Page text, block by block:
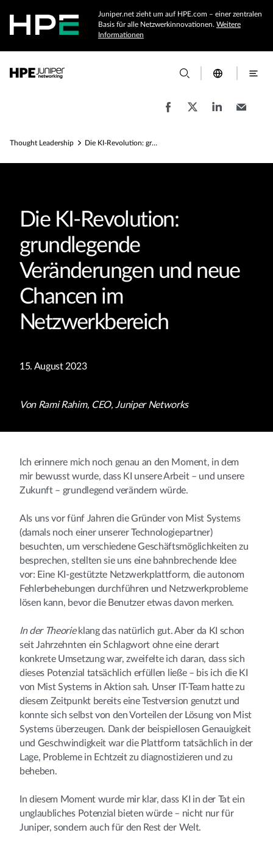
Juniper.net zieht um auf HPE.com – einer zentralen
Basis für alle Netzwerkinnovationen. Weitere
Informationen
Thought Leadership Die KI-Revolution: grundlegende Veränderungen und neue Chancen im Netzwerkbereich
Die KI-Revolution:
grundlegende
Veränderungen und neue
Chancen im
Netzwerkbereich
15. August 2023
Von Rami Rahim, CEO, Juniper Networks
Ich erinnere mich noch genau an den Moment, in dem
mir bewusst wurde, dass KI unsere Arbeit – und unsere
Zukunft – grundlegend verändern würde.
Als uns vor fünf Jahren die Gründer von Mist Systems
(damals noch einer unserer Technologiepartner)
besuchten, um verschiedene Geschäftsmöglichkeiten zu
besprechen, stellten sie uns eine bahnbrechende Idee
vor: Eine KI-gestützte Netzwerkplattform, die autonom
Fehlerbehebungen durchführen und Netzwerkprobleme
lösen kann, bevor die Benutzer etwas davon merken.
In der Theorie klang das natürlich gut. Aber da KI schon
seit Jahrzehnten ein Schlagwort ohne eine derart
konkrete Umsetzung war, zweifelte ich daran, dass sich
dieses Potenzial tatsächlich erfüllen ließe – bis ich die KI
von Mist Systems in Aktion sah. Unser IT-Team hatte zu
diesem Zeitpunkt bereits eine Testversion genutzt und
konnte sich selbst von den Vorteilen der Lösung von Mist
Systems überzeugen. Dank der beispiellosen Genauigkeit
und Geschwindigkeit war die Plattform tatsächlich in der
Lage, Probleme in Echtzeit zu diagnostizieren und zu
beheben.
In diesem Moment wurde mir klar, dass KI in der Tat ein
unglaubliches Potenzial bieten würde – nicht nur für
Juniper, sondern auch für den Rest der Welt.